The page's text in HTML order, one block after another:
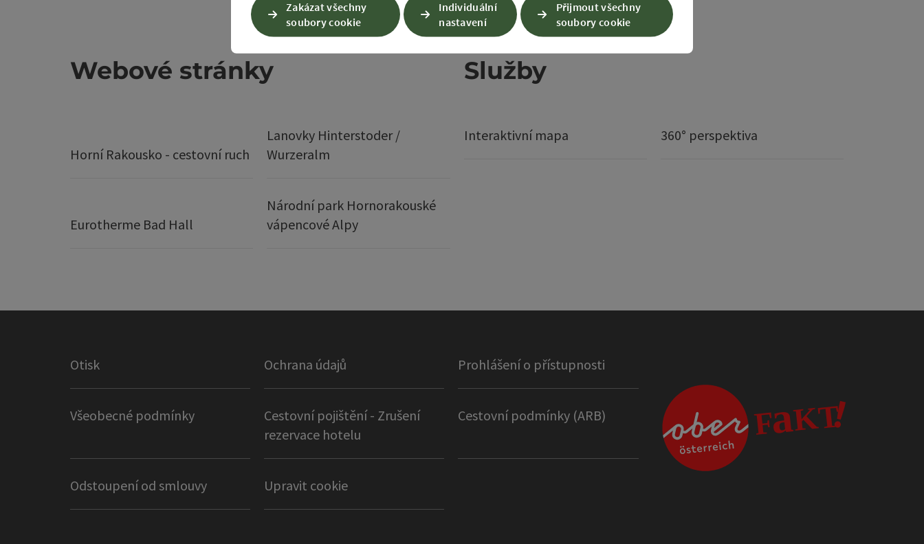
Webové stránky
Horní Rakousko - cestovní ruch
Lanovky Hinterstoder /
Wurzeralm
Eurotherme Bad Hall
Národní park Hornorakouské
vápencové Alpy
Služby
Interaktivní mapa 360° perspektiva
Otisk Ochrana údajů Prohlášení o přístupnosti
Všeobecné podmínky
Cestovní pojištění - Zrušení
rezervace hotelu
Cestovní podmínky (ARB)
Odstoupení od smlouvy Upravit cookie
Zakázat všechny
soubory cookie
Individuální
nastavení
Přijmout všechny
soubory cookie